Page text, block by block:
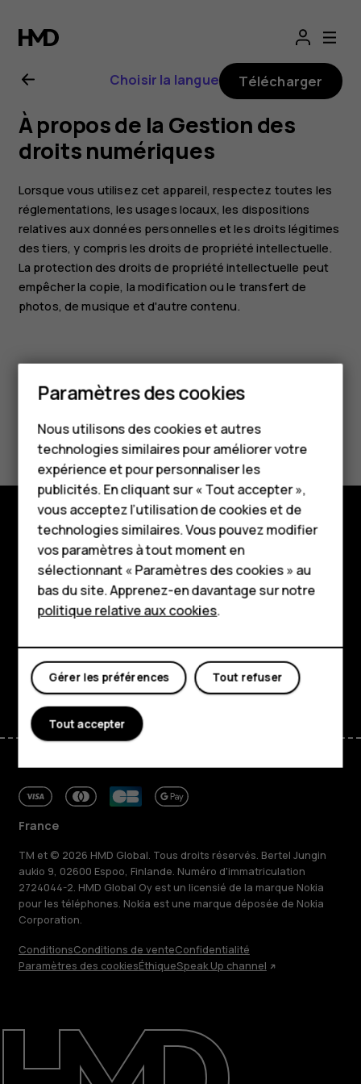
Guide
de
l'utilisateur
Nokia 3.1
Plus
Smartphones
Téléphones classiques
Accessoires
HMD Terra M
Pour les entreprises
Tablettes
Boutique
Réparer, réutiliser, recycler
Responsable
Assistance
Choisir la langue Télécharger
À propos de la Gestion des
droits numériques
Lorsque vous utilisez cet appareil, respectez toutes les
réglementations, les usages locaux, les dispositions
relatives aux données personnelles et les droits légitimes
des tiers, y compris les droits de propriété intellectuelle.
La protection des droits de propriété intellectuelle peut
empêcher la copie, la modification ou le transfert de
photos, de musique et d'autre contenu.
Avez-vous trouvé cela utile?
Oui Non
À propos
Planet and people
Assistance
FacebookInstagram
TiktokYoutubeLinkedinDiscord
France
TM et © 2026 HMD Global. Tous droits réservés. Bertel Jungin
aukio 9, 02600 Espoo, Finlande. Numéro d'immatriculation
2724044-2. HMD Global Oy est un licensié de la marque Nokia
pour les téléphones. Nokia est une marque déposée de Nokia
Corporation.
ConditionsConditions de venteConfidentialité
Paramètres des cookiesÉthiqueSpeak Up channel
Paramètres des cookies
Nous utilisons des cookies et autres
technologies similaires pour améliorer votre
expérience et pour personnaliser les
publicités. En cliquant sur « Tout accepter »,
vous acceptez l’utilisation de cookies et de
technologies similaires. Vous pouvez modifier
vos paramètres à tout moment en
sélectionnant « Paramètres des cookies » au
bas du site. Apprenez-en davantage sur notre
politique relative aux cookies.
Tout refuser
Gérer les préférences
Tout accepter